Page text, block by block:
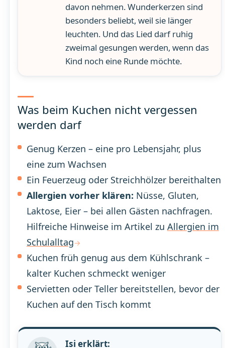
davon nehmen. Wunderkerzen sind
besonders beliebt, weil sie länger
leuchten. Und das Lied darf ruhig
zweimal gesungen werden, wenn das
Kind noch eine Runde möchte.
Was beim Kuchen nicht vergessen
werden darf
Genug Kerzen – eine pro Lebensjahr, plus
eine zum Wachsen
Ein Feuerzeug oder Streichhölzer bereithalten
Allergien vorher klären: Nüsse, Gluten,
Laktose, Eier – bei allen Gästen nachfragen.
Hilfreiche Hinweise im Artikel zu Allergien im
Schulalltag
Kuchen früh genug aus dem Kühlschrank –
kalter Kuchen schmeckt weniger
Servietten oder Teller bereitstellen, bevor der
Kuchen auf den Tisch kommt
Isi erklärt: